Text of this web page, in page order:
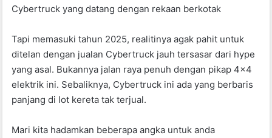
Cybertruck yang datang dengan rekaan berkotak
Tapi memasuki tahun 2025, realitinya agak pahit untuk
ditelan dengan jualan Cybertruck jauh tersasar dari hype
yang asal. Bukannya jalan raya penuh dengan pikap 4×4
elektrik ini. Sebaliknya, Cybertruck ini ada yang berbaris
panjang di lot kereta tak terjual.
Mari kita hadamkan beberapa angka untuk anda